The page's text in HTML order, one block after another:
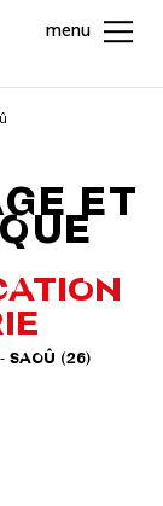
menu
ET
SAOÛ (26)